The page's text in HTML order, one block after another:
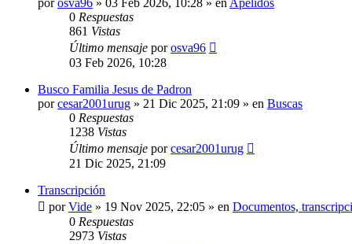
0 Respuestas
861 Vistas
Último mensaje porosva96
03 Feb 2026, 10:28
Busco Familia Jesus de Padron
porcesar2001urug » 21 Dic 2025, 21:09 » en Buscas
0 Respuestas
1238 Vistas
Último mensaje porcesar2001urug
21 Dic 2025, 21:09
Transcripción
porVide » 19 Nov 2025, 22:05 » en Documentos,
0 Respuestas
2973 Vistas